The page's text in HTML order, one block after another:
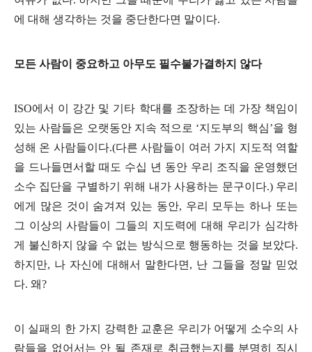
에 대해 생각하는 것을 중단한다면 말이다.
모든 사람이 중요하고 아무도 필수불가결하지 않다
ISO에서 이 강간 및 기타 학대를 조장하는 데 가장 책임이
있는 사람들은 오랫동안 지속 적으로 ‘지도부의 핵심’을 형
성해 온 사람들이다.(다른 사람들이 여러 가지 지도적 역할
을 드나들면서할 때도 수십 년 동안 우리 조직을 운영했던
소수 집단을 구별하기 위해 내가 사용하는 문구이다.) 우리
에게 많은 것이 숨겨져 있는 동안, 우리 모두는 하나 또는
그 이상의 사람들이 그들의 지도력에 대해 우리가 심각하
게 불신하지 않을 수 없는 방식으로 행동하는 것을 보았다.
하지만, 나 자신에 대해서 말한다면 , 난 그들을 정말 믿었
다. 왜?
이 실패의 한 가지 강력한 교훈은 우리가 어떻게 소수의 사
람들을 없어서는 안 될 존재로 취급했는지를 분명히 직시